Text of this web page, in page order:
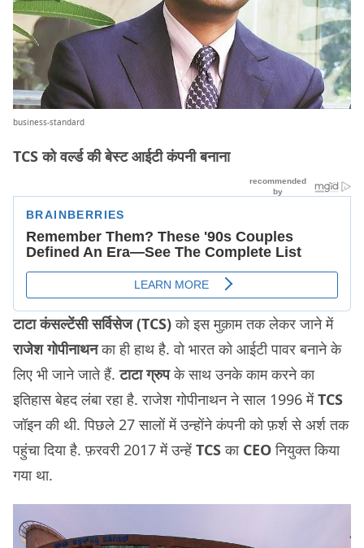
business-standard
TCS को वर्ल्ड की बेस्ट आईटी कंपनी बनाना
टाटा कंसल्टेंसी सर्विसेज (TCS)को इस मुक़ाम तक लेकर जाने में
राजेश गोपीनाथनका ही हाथ है. वो भारत को आईटी पावर बनाने के
लिए भी जाने जाते हैं.टाटा ग्रुपके साथ उनके काम करने का
इतिहास बेहद लंबा रहा है. राजेश गोपीनाथन ने साल 1996 मेंTCS
जॉइन की थी. पिछले 27 सालों में उन्होंने कंपनी को फ़र्श से अर्श तक
पहुंचा दिया है. फ़रवरी 2017 में उन्हें TCSका CEOनियुक्त किया
गया था.